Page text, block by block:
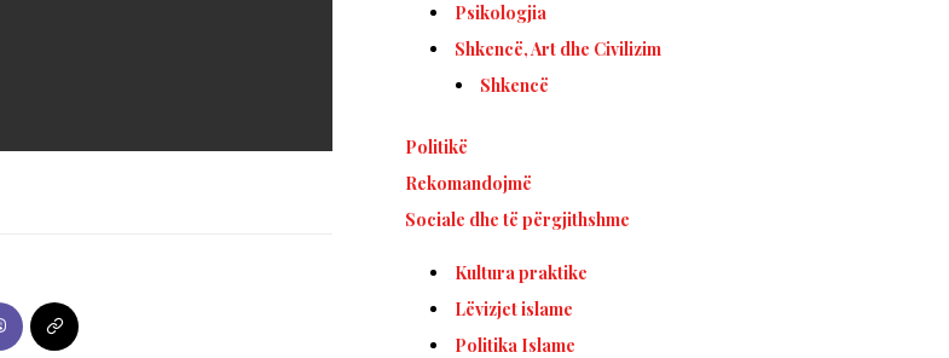
Psikologjia
Shkencë, Art dhe Civilizim
Shkencë
Politikë
Rekomandojmë
Sociale dhe të përgjithshme
Kultura praktike
Lëvizjet islame
Politika Islame